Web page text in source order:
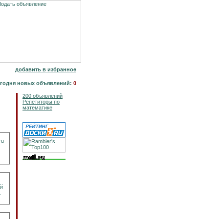
добавить в избранное
новых объявлений: 0
200 объявлений
Репетиторы по
математике